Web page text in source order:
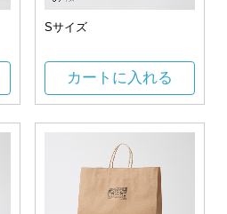
Sサイズ
カートに入れる